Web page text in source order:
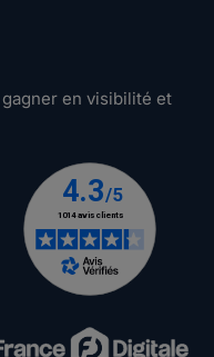
en visibilité et